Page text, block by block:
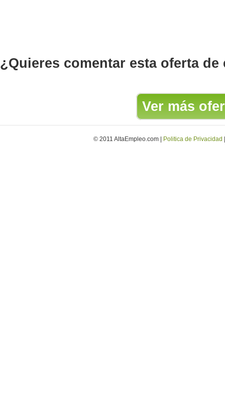
¿Quieres comentar esta oferta de
Ver más
© 2011 AltaEmpleo.com | Politica de Privacidad